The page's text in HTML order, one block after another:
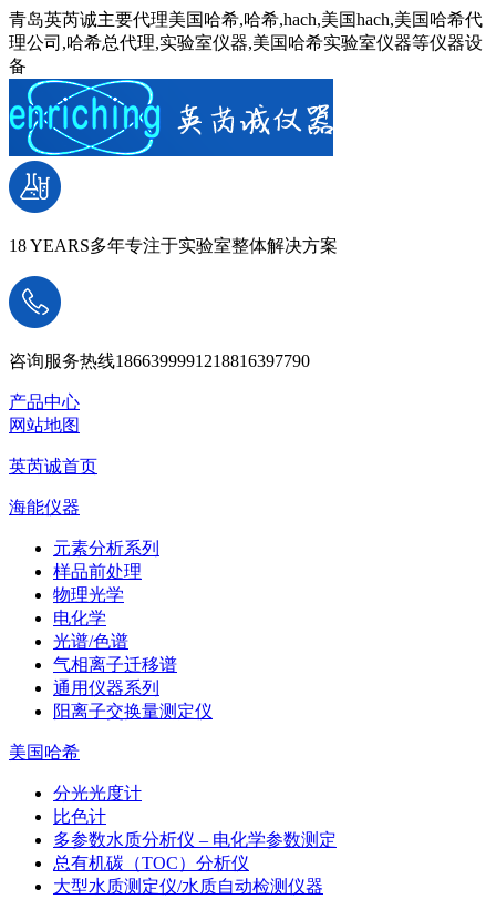
青岛英芮诚主要代理美国哈希,哈希,hach,美国hach,美国哈希代
理公司,哈希总代理,实验室仪器,美国哈希实验室仪器等仪器设
备
18 YEARS多年专注于实验室整体解决方案
咨询服务热线1866399991218816397790
产品中心
网站地图
英芮诚首页
海能仪器
元素分析系列
样品前处理
物理光学
电化学
光谱/色谱
气相离子迁移谱
通用仪器系列
阳离子交换量测定仪
美国哈希
分光光度计
比色计
多参数水质分析仪 – 电化学参数测定
总有机碳（TOC）分析仪
大型水质测定仪/水质自动检测仪器